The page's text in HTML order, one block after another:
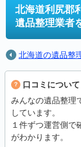
北海道利尻郡
遺品整理業者
北海道の遺品整
口コミについて
みんなの遺品整理
しています。
１件ずつ運営側で
がわかります。